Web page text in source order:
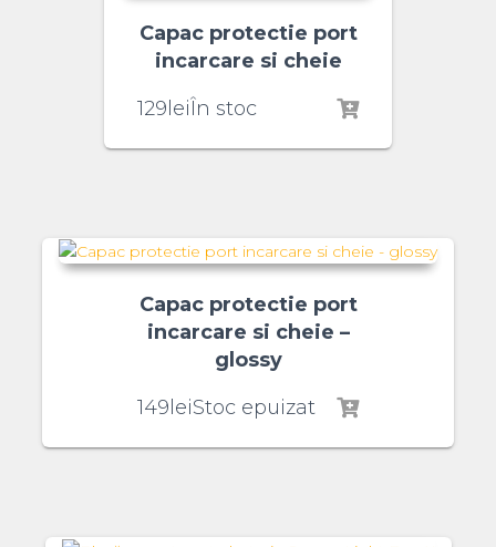
Capac protectie port
incarcare si cheie
129 leiÎn stoc
Capac protectie port
incarcare si cheie –
glossy
149 leiStoc epuizat